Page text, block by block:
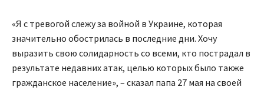
«Я с тревогой слежу за войной в Украине, которая
значительно обострилась в последние дни. Хочу
выразить свою солидарность со всеми, кто пострадал в
результате недавних атак, целью которых было также
гражданское население», – сказал папа 27 мая на своей